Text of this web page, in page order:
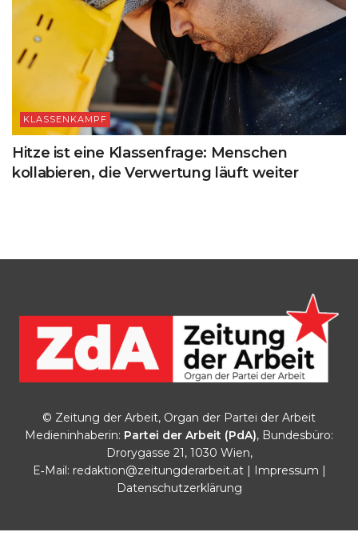
KLASSENKAMPF
Hitze ist eine Klassenfrage: Menschen
kollabieren, die Verwertung läuft weiter
© Zeitung der Arbeit, Organ der Partei der Arbeit
Medieninhaberin: Partei der Arbeit (PdA), Bundesbüro:
Drorygasse 21, 1030 Wien,
E‑Mail: redaktion@zeitungderarbeit.at| Impressum |
Datenschutzerklärung